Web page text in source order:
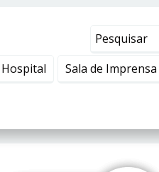
Hospital Sala de Imprensa